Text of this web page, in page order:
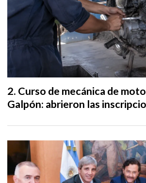
Curso de mecánica de
Galpón: abrieron las